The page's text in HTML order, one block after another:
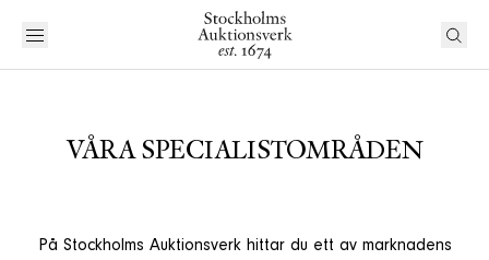
VÅRA SPECIALISTOMRÅDEN
På Stockholms Auktionsverk hittar du ett av marknadens